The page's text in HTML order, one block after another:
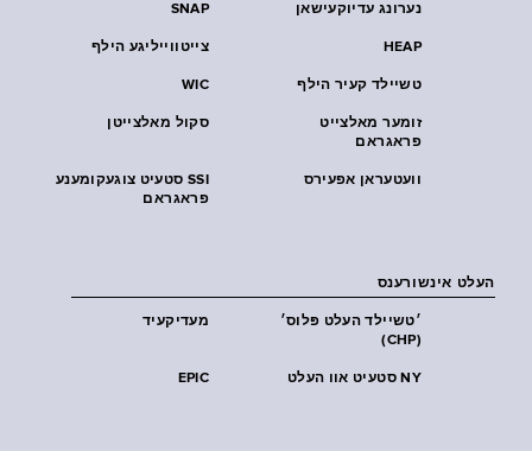
SNAP נערונג עדיוקעישאן
צייטווייליגע הילף HEAP
WIC טשיילד קעיר הילף
סקול מאלצייטן
זומער מאלצייט
פראגראם
SSI סטעיט צוגעקומענע
פראגראם
וועטעראן אפעירס
העלט אינשורענס
מעדיקעיד
׳טשיילד העלט פּלוס׳
(CHP)
EPIC NY סטעיט אוו העלט